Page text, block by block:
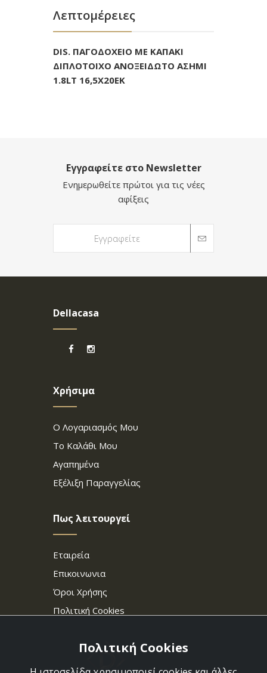
Λεπτομέρειες
DIS. ΠΑΓΟΔΟΧΕΙΟ ΜΕ ΚΑΠΑΚΙ
ΔΙΠΛΟΤΟΙΧΟ ΑΝΟΞΕΙΔΩΤΟ ΑΣΗΜΙ
1.8LT 16,5X20EK
Εγγραφείτε στο Newsletter
Ενημερωθείτε πρώτοι για τις νέες
αφίξεις
Dellacasa
Χρήσιμα
Ο Λογαριασμός Μου
Το Καλάθι Μου
Αγαπημένα
Εξέλιξη Παραγγελίας
Πως λειτουργεί
Εταιρεία
Επικοινωνια
Όροι Χρήσης
Πολιτική Cookies
Πολιτική Cookies